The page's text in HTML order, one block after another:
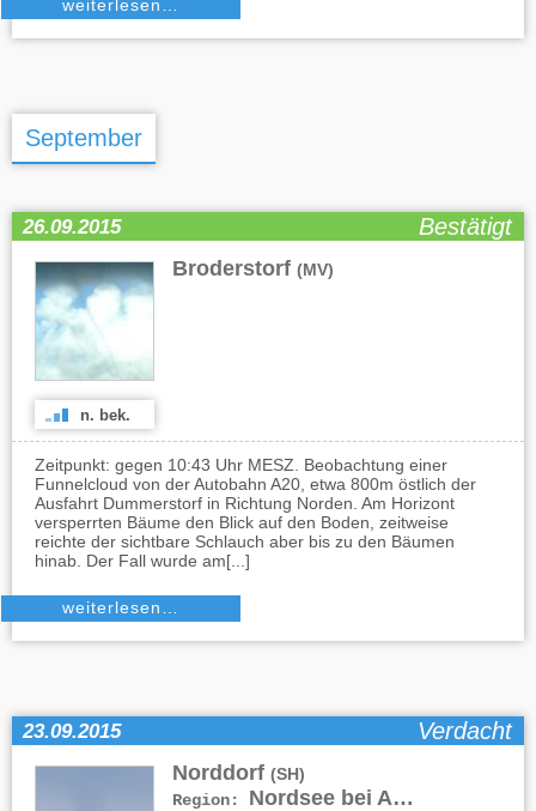
weiterlesen…
September
26.09.2015 Bestätigt
Broderstorf (MV)
n. bek.
Zeitpunkt: gegen 10:43 Uhr MESZ. Beobachtung einer
Funnelcloud von der Autobahn A20, etwa 800m östlich der
Ausfahrt Dummerstorf in Richtung Norden. Am Horizont
versperrten Bäume den Blick auf den Boden, zeitweise
reichte der sichtbare Schlauch aber bis zu den Bäumen
hinab. Der Fall wurde am[...]
weiterlesen…
23.09.2015 Verdacht
Norddorf (SH)
Region: Nordsee bei Amrum